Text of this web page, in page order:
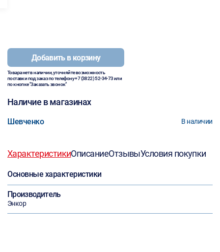
Добавить в корзину
Товара нет в наличии, уточняйте возможность
поставки под заказ по телефону+7 (3822) 52-34-73или
по кнопке "Заказать звонок"
Наличие в магазинах
Шевченко В наличии
ХарактеристикиОписаниеОтзывыУсловия покупки
Основные характеристики
Производитель
Энкор